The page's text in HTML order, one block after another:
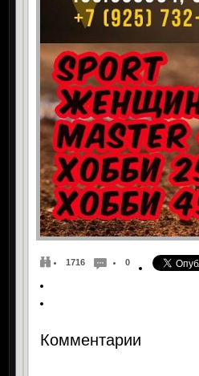
1716 0
Комментарии